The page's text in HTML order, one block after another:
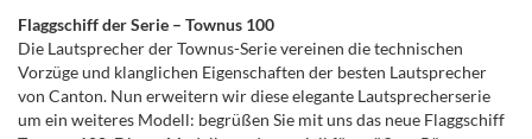
Flaggschiff der Serie – Townus 100
Die Lautsprecher der Townus-Serie vereinen die technischen
Vorzüge und klanglichen Eigenschaften der besten Lautsprecher
von Canton. Nun erweitern wir diese elegante Lautsprecherserie
um ein weiteres Modell: begrüßen Sie mit uns das neue Flaggschiff